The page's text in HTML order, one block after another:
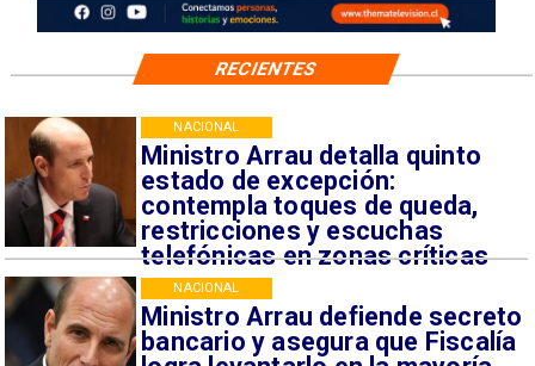
Ministro Arrau detalla quinto
estado de excepción:
contempla toques de queda,
restricciones y escuchas
telefónicas en zonas críticas
NACIONAL
Ministro Arrau defiende secreto
bancario y asegura que Fiscalía
NACIONAL
RECIENTES